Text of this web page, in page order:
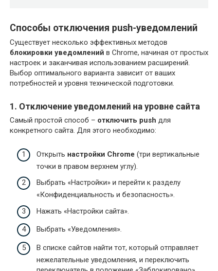
Способы отключения push-уведомлений
Существует несколько эффективных методов
блокировки уведомлений в Chrome, начиная от простых
настроек и заканчивая использованием расширений.
Выбор оптимального варианта зависит от ваших
потребностей и уровня технической подготовки.
1. Отключение уведомлений на уровне сайта
Самый простой способ – отключить push для
конкретного сайта. Для этого необходимо:
Открыть настройки Chrome (три вертикальные
точки в правом верхнем углу).
Выбрать «Настройки» и перейти к разделу
«Конфиденциальность и безопасность».
Нажать «Настройки сайта».
Выбрать «Уведомления».
В списке сайтов найти тот, который отправляет
нежелательные уведомления, и переключить